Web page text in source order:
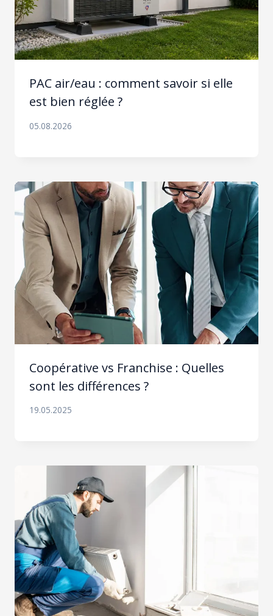
PAC air/eau : comment savoir si elle
est bien réglée ?
05.08.2026
Coopérative vs Franchise : Quelles
sont les différences ?
19.05.2025